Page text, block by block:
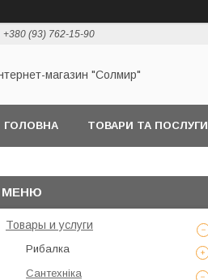
+380 (93) 762-15-90
магазин "Солмир"
ГОЛОВНА ТОВАРИ ТА ПОСЛУГИ
Товары и услуги
Рибалка
Сантехніка